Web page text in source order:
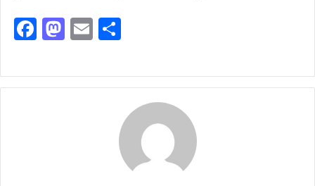
F
c
e
M
st
o
E
ai
l
ar
e